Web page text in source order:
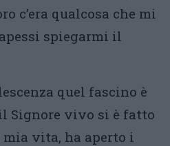
c’era qualcosa che mi
spiegarmi il
quel fascino è
Signore vivo si è fatto
vita, ha aperto i